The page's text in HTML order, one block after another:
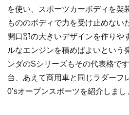
を使い、スポーツカーボディを架
もののボディで力を受け止めない
開口部の大きいデザインを作りや
ルなエンジンを積めばよいという
ンダのSシリーズもその代表格で
台、あえて商用車と同じラダーフ
0’sオープンスポーツを紹介しまし